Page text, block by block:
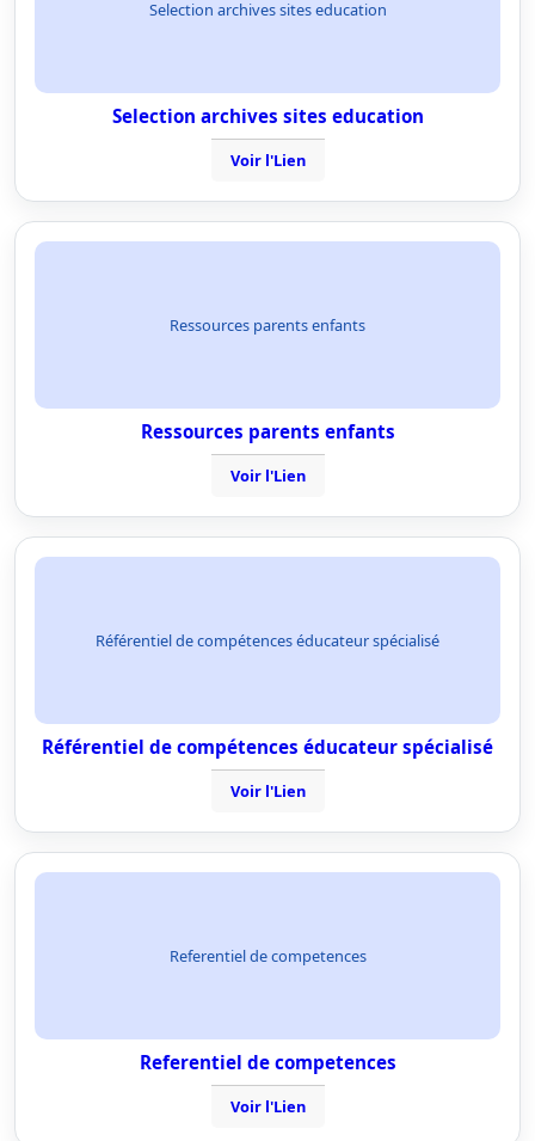
Selection archives sites education
Selection archives sites education
Voir l'Lien
Ressources parents enfants
Ressources parents enfants
Voir l'Lien
Référentiel de compétences éducateur spécialisé
Référentiel de compétences éducateur spécialisé
Voir l'Lien
Referentiel de competences
Referentiel de competences
Voir l'Lien